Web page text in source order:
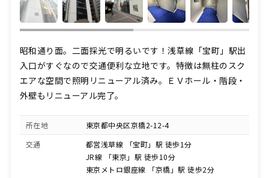
昭和通り面。二面採光で明るいです！浅草線「宝町」駅出
入口がすぐなので交通便利な立地です。特徴は無柱のスク
エアな空間で照明リニューアル済み。ＥＶホール・階段・
外壁もリニューアル完了。
所在地
東京都中央区京橋2-12-4
交通
都営浅草線 「宝町」駅 徒歩1分
JR線 「東京」駅 徒歩10分
東京メトロ銀座線 「京橋」駅 徒歩2分